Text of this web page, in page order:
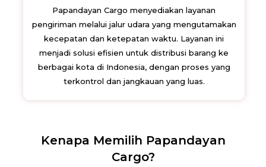
Papandayan Cargo menyediakan layanan
pengiriman melalui jalur udara yang mengutamakan
kecepatan dan ketepatan waktu. Layanan ini
menjadi solusi efisien untuk distribusi barang ke
berbagai kota di Indonesia, dengan proses yang
terkontrol dan jangkauan yang luas.
Kenapa Memilih Papandayan
Cargo?